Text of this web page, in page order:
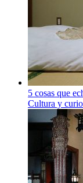
5 cosas que
Cultura y